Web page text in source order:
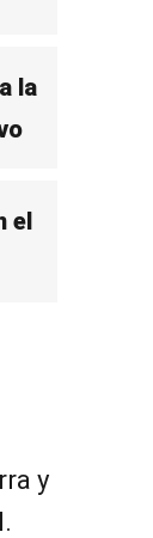
la
el
y